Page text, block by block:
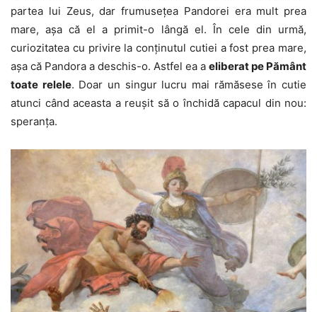
partea lui Zeus, dar frumusețea Pandorei era mult prea
mare, așa că el a primit-o lângă el. În cele din urmă,
curiozitatea cu privire la conținutul cutiei a fost prea mare,
așa că Pandora a deschis-o. Astfel ea a eliberat pe Pământ
toate relele. Doar un singur lucru mai rămăsese în cutie
atunci când aceasta a reușit să o închidă capacul din nou:
speranța.